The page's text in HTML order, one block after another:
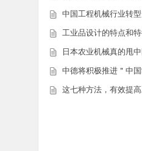
中国工程机械行业转
工业品设计的特点和
日本农业机械真的甩
中德将积极推进＂中
这七种方法，有效提